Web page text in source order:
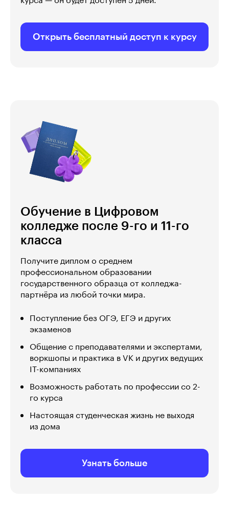
Открыть бесплатный доступ к курсу
Обучение в Цифровом
колледже после 9-го и 11-го
класса
Получите диплом о среднем
профессиональном образовании
государственного образца от колледжа-
партнёра из любой точки мира.
Поступление без ОГЭ, ЕГЭ и других
экзаменов
Общение с преподавателями и экспертами,
воркшопы и практика в VK и других ведущих
IT-компаниях
Возможность работать по профессии со 2-
го курса
Настоящая студенческая жизнь не выходя
из дома
Узнать больше